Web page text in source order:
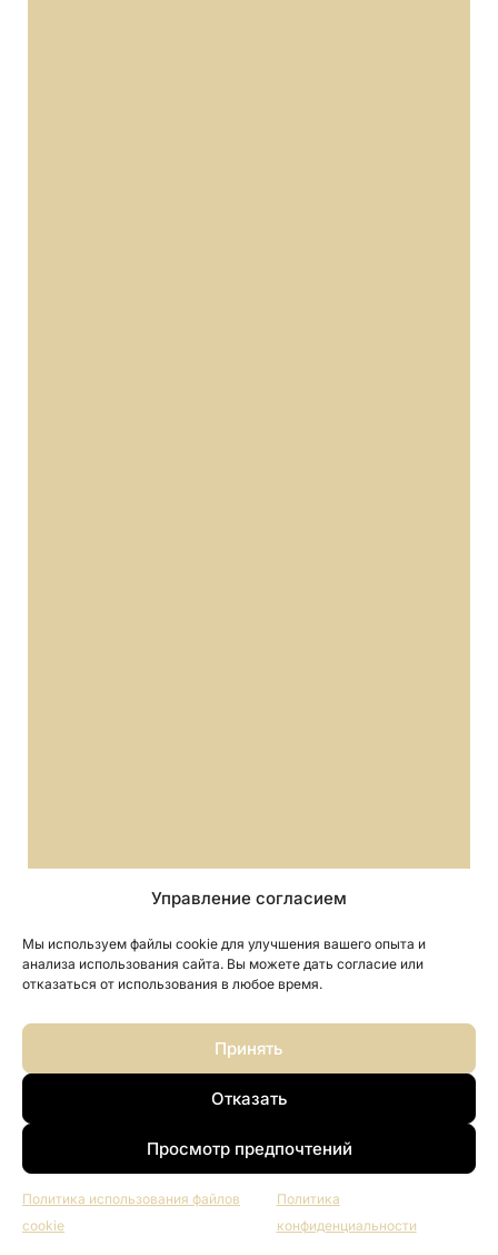
Управление согласием
Мы используем файлы cookie для улучшения вашего опыта и
анализа использования сайта. Вы можете дать согласие или
отказаться от использования в любое время.
Принять
Отказать
Просмотр предпочтений
Политика использования файлов
cookie
Политика
конфиденциальности